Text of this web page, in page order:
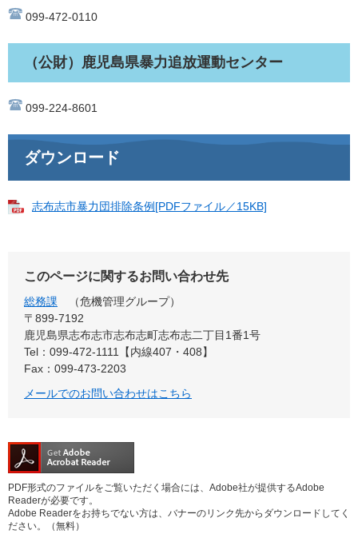
099-472-0110
（公財）鹿児島県暴力追放運動センター
099-224-8601
ダウンロード
志布志市暴力団排除条例[PDFファイル／15KB]
このページに関するお問い合わせ先
総務課
危機管理グループ
〒899-7192
鹿児島県志布志市志布志町志布志二丁目1番1号
Tel：099-472-1111【内線407・408】
Fax：099-473-2203
メールでのお問い合わせはこちら
PDF形式のファイルをご覧いただく場合には、Adobe社が提供するAdobe
Readerが必要です。
Adobe Readerをお持ちでない方は、バナーのリンク先からダウンロードしてく
ださい。（無料）